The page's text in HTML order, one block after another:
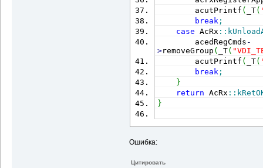
acutPrintf ( _T(
break ;
case AcRx ::
acedRegCmds -
>removeGroup ( _T(
acutPrintf ( _T(
break ;
}
return AcRx ::
}
Ошибка:
Цитировать